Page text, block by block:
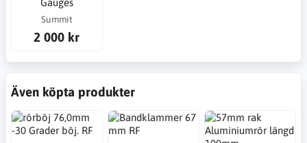
Gauges
Summit
2 000 kr
Även köpta produkter